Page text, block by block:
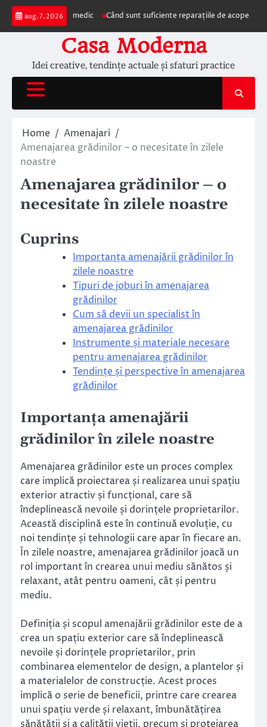
Skip
content
aug. 7, 2026
la medic Când sunt suficiente reparațiile de acoperiș și când
Casa Moderna
Idei creative, tendințe actuale și sfaturi practice
Home
Amenajari
Amenajarea grădinilor – o necesitate în zilele
noastre
Amenajarea grădinilor – o
necesitate în zilele noastre
Cuprins
Importanța amenajării grădinilor în
zilele noastre
Tipuri de joburi în amenajarea
grădinilor
Cum să devii un specialist în
amenajarea grădinilor
Instrumente și materiale necesare
pentru amenajarea grădinilor
Tendințe și perspective în amenajarea
grădinilor
Importanța amenajării
grădinilor în zilele noastre
Amenajarea grădinilor este un proces complex
care implică proiectarea și realizarea unui spațiu
exterior atractiv și funcțional, care să
îndeplinească nevoile și dorințele proprietarilor.
Această disciplină este în continuă evoluție, cu
noi tendințe și tehnologii care apar în fiecare an.
În zilele noastre, amenajarea grădinilor joacă un
rol important în crearea unui mediu sănătos și
relaxant, atât pentru oameni, cât și pentru
mediu.
Definiția și scopul amenajării grădinilor este de a
crea un spațiu exterior care să îndeplinească
nevoile și dorințele proprietarilor, prin
combinarea elementelor de design, a plantelor și
a materialelor de construcție. Acest proces
implică o serie de beneficii, printre care crearea
unui spațiu verde și relaxant, îmbunătățirea
sănătății și a calității vieții, precum și protejarea